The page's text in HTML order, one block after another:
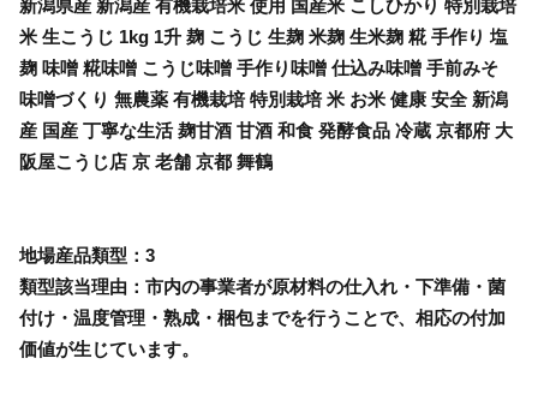
新潟県産 新潟産 有機栽培米 使用 国産米 こしひかり 特別栽培
米 生こうじ 1kg 1升 麹 こうじ 生麹 米麹 生米麹 糀 手作り 塩
麹 味噌 糀味噌 こうじ味噌 手作り味噌 仕込み味噌 手前みそ
味噌づくり 無農薬 有機栽培 特別栽培 米 お米 健康 安全 新潟
産 国産 丁寧な生活 麹甘酒 甘酒 和食 発酵食品 冷蔵 京都府 大
阪屋こうじ店 京 老舗 京都 舞鶴
地場産品類型：3
類型該当理由：市内の事業者が原材料の仕入れ・下準備・菌
付け・温度管理・熟成・梱包までを行うことで、相応の付加
価値が生じています。